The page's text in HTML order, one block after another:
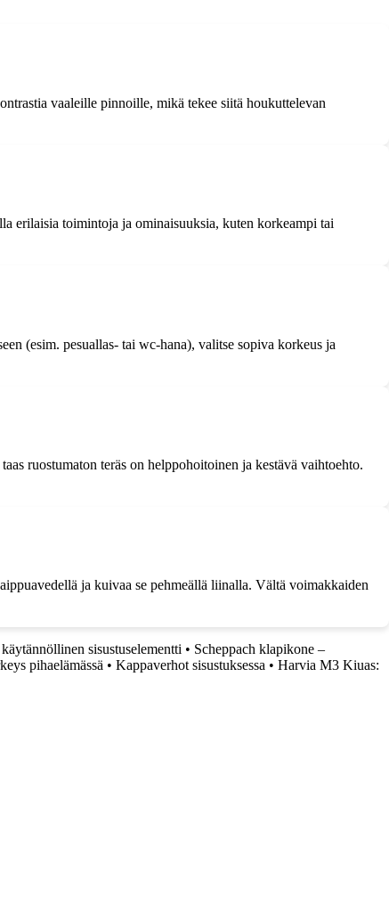
vaaleille pinnoille, mikä tekee siitä houkuttelevan
erilaisia toimintoja ja ominaisuuksia, kuten korkeampi tai
(esim. pesuallas- tai wc-hana), valitse sopiva korkeus ja
ruostumaton teräs on helppohoitoinen ja kestävä vaihtoehto.
ja kuivaa se pehmeällä liinalla. Vältä voimakkaiden
sisustuselementti • Scheppach klapikone –
pihaelämässä • Kappaverhot sisustuksessa • Harvia M3 Kiuas: